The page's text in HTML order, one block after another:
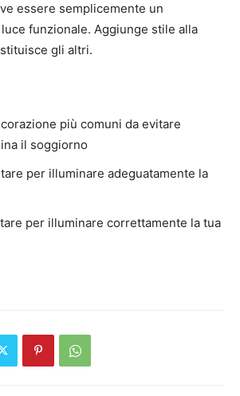
essere semplicemente un
funzionale. Aggiunge stile alla
gli altri.
più comuni da evitare
il soggiorno
per illuminare adeguatamente la
per illuminare correttamente la tua